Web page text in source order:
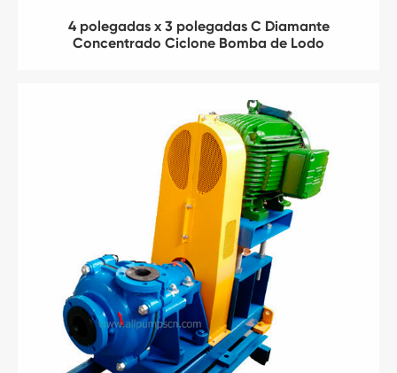
4 polegadas x 3 polegadas C Diamante
Concentrado Ciclone Bomba de Lodo